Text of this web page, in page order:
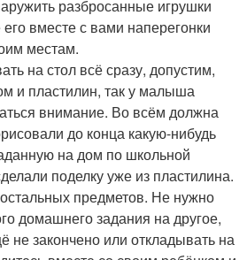
разбросанные игрушки
вместе с вами наперегонки
местам.
на стол всё сразу, допустим,
и пластилин, так у малыша
внимание. Во всём должна
до конца какую-нибудь
на дом по школьной
поделку уже из пластилина.
предметов. Не нужно
домашнего задания на другое,
закончено или откладывать на